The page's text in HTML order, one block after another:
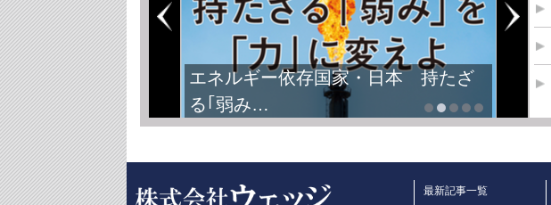
エネルギー依存国家・日本 持たざ
る｢弱み…
最新記事一覧